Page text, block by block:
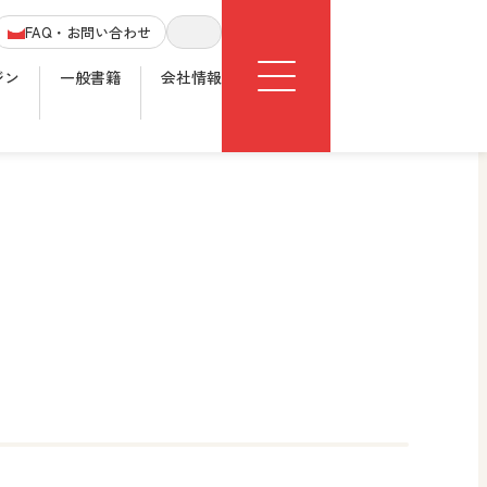
FAQ・お問い合わせ
サイト内検索
ン 一般書籍 会社情報